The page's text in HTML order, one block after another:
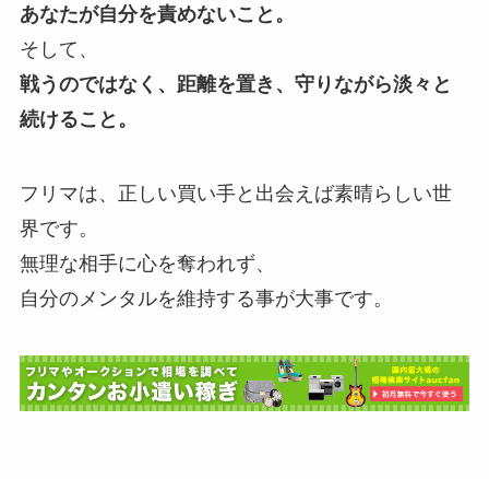
あなたが自分を責めないこと。
そして、
戦うのではなく、距離を置き、守りながら淡々と
続けること。
フリマは、正しい買い手と出会えば素晴らしい世
界です。
無理な相手に心を奪われず、
自分のメンタルを維持する事が大事です。